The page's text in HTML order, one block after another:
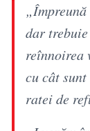
dar
reînnoirea
cu cât
ratei de